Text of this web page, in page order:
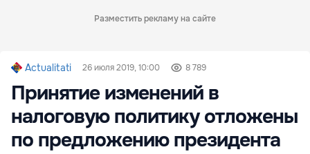
Разместить рекламу на сайте
Actualitati 26 июля 2019, 10:00 8 789
Принятие изменений в
налоговую политику отложены
по предложению президента